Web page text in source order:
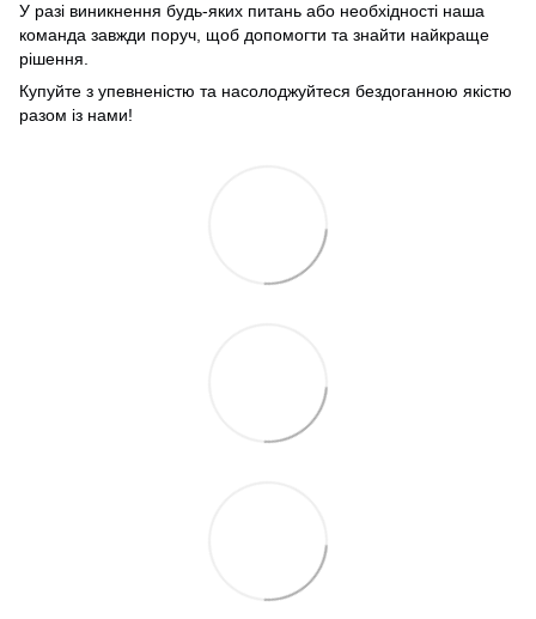
У разі виникнення будь-яких питань або необхідності наша
команда завжди поруч, щоб допомогти та знайти найкраще
рішення.
Купуйте з упевненістю та насолоджуйтеся бездоганною якістю
разом із нами!